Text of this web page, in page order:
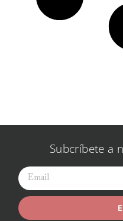
Subcríbete a